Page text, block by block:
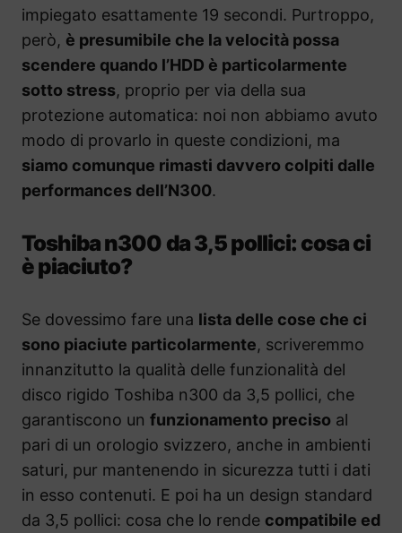
impiegato esattamente 19 secondi. Purtroppo,
però, è presumibile che la velocità possa
scendere quando l’HDD è particolarmente
sotto stress, proprio per via della sua
protezione automatica: noi non abbiamo avuto
modo di provarlo in queste condizioni, ma
siamo comunque rimasti davvero colpiti dalle
performances dell’N300.
Toshiba n300 da 3,5 pollici: cosa ci
è piaciuto?
Se dovessimo fare una lista delle cose che ci
sono piaciute particolarmente, scriveremmo
innanzitutto la qualità delle funzionalità del
disco rigido Toshiba n300 da 3,5 pollici, che
garantiscono un funzionamento preciso al
pari di un orologio svizzero, anche in ambienti
saturi, pur mantenendo in sicurezza tutti i dati
in esso contenuti. E poi ha un design standard
da 3,5 pollici: cosa che lo rende compatibile ed